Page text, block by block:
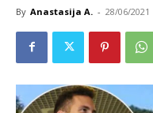
By Anastasija A. - 28/06/2021